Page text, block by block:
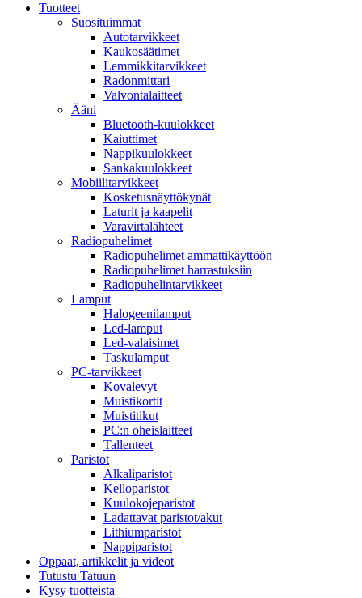
Tuotteet
Suosituimmat
Autotarvikkeet
Kaukosäätimet
Lemmikkitarvikkeet
Radonmittari
Valvontalaitteet
Ääni
Bluetooth-kuulokkeet
Kaiuttimet
Nappikuulokkeet
Sankakuulokkeet
Mobiilitarvikkeet
Kosketusnäyttökynät
Laturit ja kaapelit
Varavirtalähteet
Radiopuhelimet
Radiopuhelimet ammattikäyttöön
Radiopuhelimet harrastuksiin
Radiopuhelintarvikkeet
Lamput
Halogeenilamput
Led-lamput
Led-valaisimet
Taskulamput
PC-tarvikkeet
Kovalevyt
Muistikortit
Muistitikut
PC:n oheislaitteet
Tallenteet
Paristot
Alkaliparistot
Kelloparistot
Kuulokojeparistot
Ladattavat paristot/akut
Lithiumparistot
Nappiparistot
Oppaat, artikkelit ja videot
Tutustu Tatuun
Kysy tuotteista